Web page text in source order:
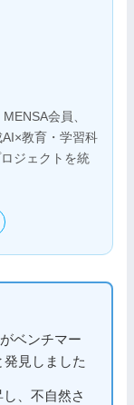
会員、
教育・学習科
ジェクトを統
ベンチマー
見しました
、不自然さ